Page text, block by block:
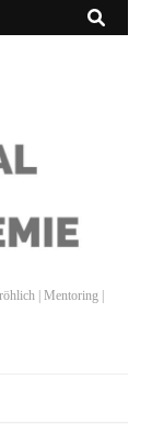
| Mentoring |